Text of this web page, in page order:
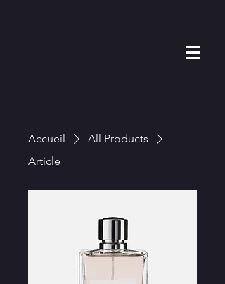
Accueil
All Products
Article